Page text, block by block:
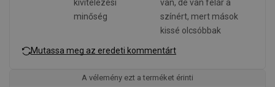
kivitelezési
minőség
van, de van felár a
színért, mert mások
kissé olcsóbbak
Mutassa meg az eredeti kommentárt
A vélemény ezt a terméket érinti